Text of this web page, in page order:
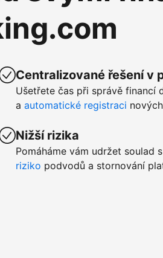
Centralizované řešení v
Ušetřete čas při správě financí
a automatické registraci
Nižší rizika
Pomáháme vám udržet soulad
riziko podvodů a stornování